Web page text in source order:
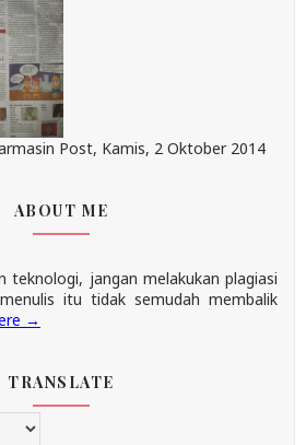
Post, Kamis, 2 Oktober 2014
ABOUT ME
teknologi, jangan melakukan plagiasi
itu tidak semudah membalik
→
TRANSLATE